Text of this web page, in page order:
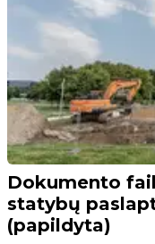
Dokumento
statybų
(papildyta)